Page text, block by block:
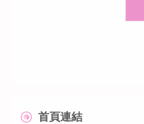
首頁連結